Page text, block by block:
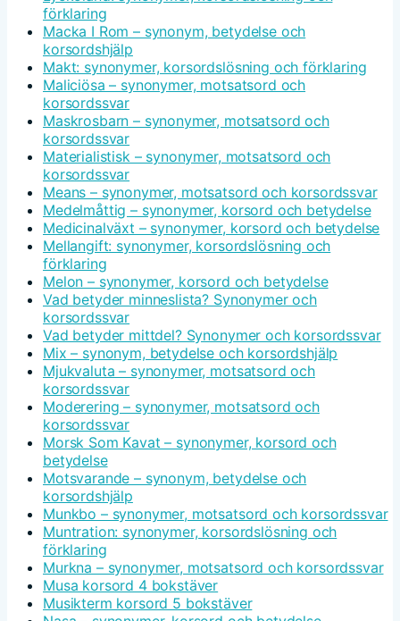
förklaring
Macka I Rom – synonym, betydelse och
korsordshjälp
Makt: synonymer, korsordslösning och förklaring
Maliciösa – synonymer, motsatsord och
korsordssvar
Maskrosbarn – synonymer, motsatsord och
korsordssvar
Materialistisk – synonymer, motsatsord och
korsordssvar
Means – synonymer, motsatsord och korsordssvar
Medelmåttig – synonymer, korsord och betydelse
Medicinalväxt – synonymer, korsord och betydelse
Mellangift: synonymer, korsordslösning och
förklaring
Melon – synonymer, korsord och betydelse
Vad betyder minneslista? Synonymer och
korsordssvar
Vad betyder mittdel? Synonymer och korsordssvar
Mix – synonym, betydelse och korsordshjälp
Mjukvaluta – synonymer, motsatsord och
korsordssvar
Moderering – synonymer, motsatsord och
korsordssvar
Morsk Som Kavat – synonymer, korsord och
betydelse
Motsvarande – synonym, betydelse och
korsordshjälp
Munkbo – synonymer, motsatsord och korsordssvar
Muntration: synonymer, korsordslösning och
förklaring
Murkna – synonymer, motsatsord och korsordssvar
Musa korsord 4 bokstäver
Musikterm korsord 5 bokstäver